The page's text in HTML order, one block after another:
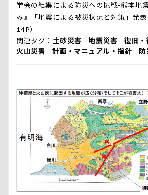
学会の結集による防災への挑戦-熊本地
み』「地震による被災状況と対策」発
14P）
関連タグ
土砂災害 地震災害
復旧・
火山災害
計画・マニュアル・指針 防